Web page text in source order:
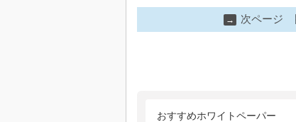
→ 次ページ
おすすめホワイトペーパー